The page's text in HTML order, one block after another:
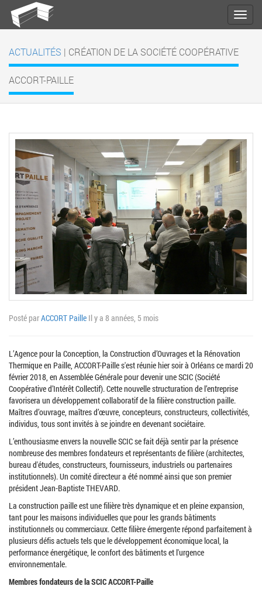
ACTUALITÉS | CRÉATION DE LA SOCIÉTÉ COOPÉRATIVE
ACCORT-PAILLE
Posté parACCORT Paille Il y a 8 années, 5 mois
L’Agence pour la Conception, la Construction d’Ouvrages et la Rénovation
Thermique en Paille, ACCORT-Paille s'est réunie hier soir à Orléans ce mardi 20
février 2018, en Assemblée Générale pour devenir une SCIC (Société
Coopérative d’Intérêt Collectif). Cette nouvelle structuration de l’entreprise
favorisera un développement collaboratif de la filière construction paille.
Maîtres d’ouvrage, maîtres d’œuvre, concepteurs, constructeurs, collectivités,
individus, tous sont invités à se joindre en devenant sociétaire.
L’enthousiasme envers la nouvelle SCIC se fait déjà sentir par la présence
nombreuse des membres fondateurs et représentants de filière (architectes,
bureau d'études, constructeurs, fournisseurs, industriels ou partenaires
institutionnels). Un comité directeur a été nommé ainsi que son premier
président Jean-Baptiste THEVARD.
La construction paille est une filière très dynamique et en pleine expansion,
tant pour les maisons individuelles que pour les grands bâtiments
institutionnels ou commerciaux. Cette filière émergente répond parfaitement à
plusieurs défis actuels tels que le développement économique local, la
performance énergétique, le confort des bâtiments et l'urgence
environnementale.
Membres fondateurs de la SCIC ACCORT-Paille